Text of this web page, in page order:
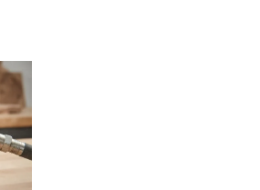
herramienta clave para
y precisos en